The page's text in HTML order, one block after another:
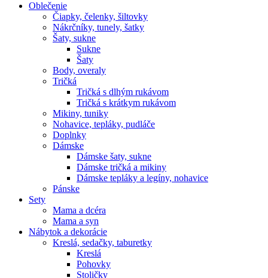
Oblečenie
Čiapky, čelenky, šiltovky
Nákrčníky, tunely, šatky
Šaty, sukne
Sukne
Šaty
Body, overaly
Tričká
Tričká s dlhým rukávom
Tričká s krátkym rukávom
Mikiny, tuniky
Nohavice, tepláky, pudláče
Doplnky
Dámske
Dámske šaty, sukne
Dámske tričká a mikiny
Dámske tepláky a legíny, nohavice
Pánske
Sety
Mama a dcéra
Mama a syn
Nábytok a dekorácie
Kreslá, sedačky, taburetky
Kreslá
Pohovky
Stoličky